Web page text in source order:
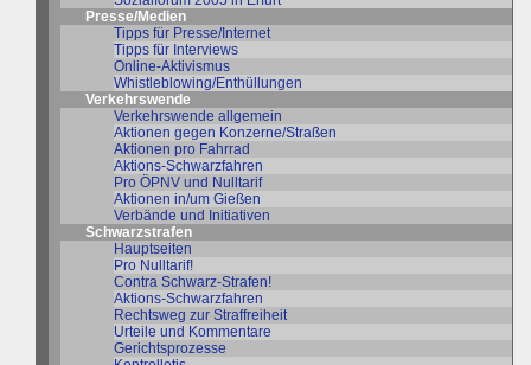
Presse/Medien
Tipps für Presse/Internet
Tipps für Interviews
Online-Aktivismus
Whistleblowing/Enthüllungen
Verkehrswende
Verkehrswende allgemein
Aktionen gegen Konzerne/Straßen
Aktionen pro Fahrrad
Aktions-Schwarzfahren
Pro ÖPNV und Nulltarif
Aktionen in/um Gießen
Verbände und Initiativen
Schwarzstrafen
Hauptseiten
Pro Nulltarif!
Contra Schwarz-Strafen!
Aktions-Schwarzfahren
Rechtsweg zur Straffreiheit
Urteile und Kommentare
Gerichtsprozesse